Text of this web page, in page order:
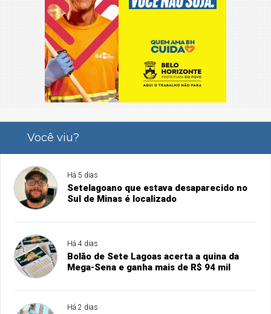
Você viu?
Há 5 dias
Setelagoano que estava desaparecido no
Sul de Minas é localizado
Há 4 dias
Bolão de Sete Lagoas acerta a quina da
Mega-Sena e ganha mais de R$ 94 mil
Há 2 dias